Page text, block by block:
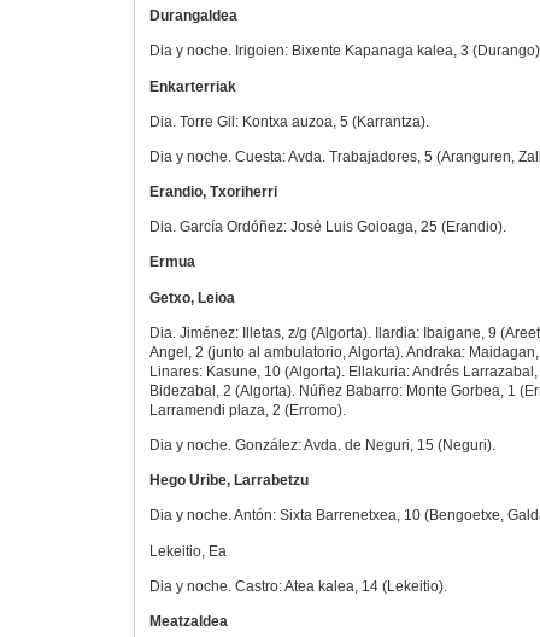
Durangaldea
Dia y noche. Irigoien: Bixente Kapanaga kalea, 3
Enkarterriak
Dia. Torre Gil: Kontxa auzoa, 5 (Karrantza).
Dia y noche. Cuesta: Avda. Trabajadores, 5 (Aranguren,
Erandio, Txoriherri
Dia. García Ordóñez: José Luis Goioaga, 25 (Erandio).
Ermua
Getxo, Leioa
Dia. Jiménez: Illetas, z/g (Algorta). Ilardia: Ibaigane, 9
Angel, 2 (junto al ambulatorio, Algorta). Andraka:
Linares: Kasune, 10 (Algorta). Ellakuria: Andrés
Bidezabal, 2 (Algorta). Núñez Babarro: Monte Gorbea, 1
Larramendi plaza, 2 (Erromo).
Dia y noche. González: Avda. de Neguri, 15 (Neguri).
Hego Uribe, Larrabetzu
Dia y noche. Antón: Sixta Barrenetxea, 10 (Bengoetxe,
Lekeitio, Ea
Dia y noche. Castro: Atea kalea, 14 (Lekeitio).
Meatzaldea